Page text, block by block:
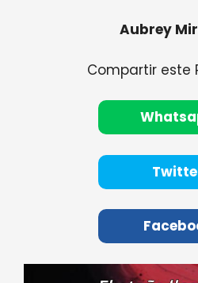
Aubrey
Compartir este